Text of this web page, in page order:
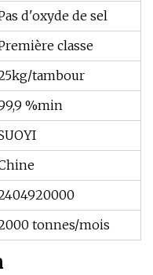
d'oxyde de sel
classe
tambour
%min
tonnes/mois